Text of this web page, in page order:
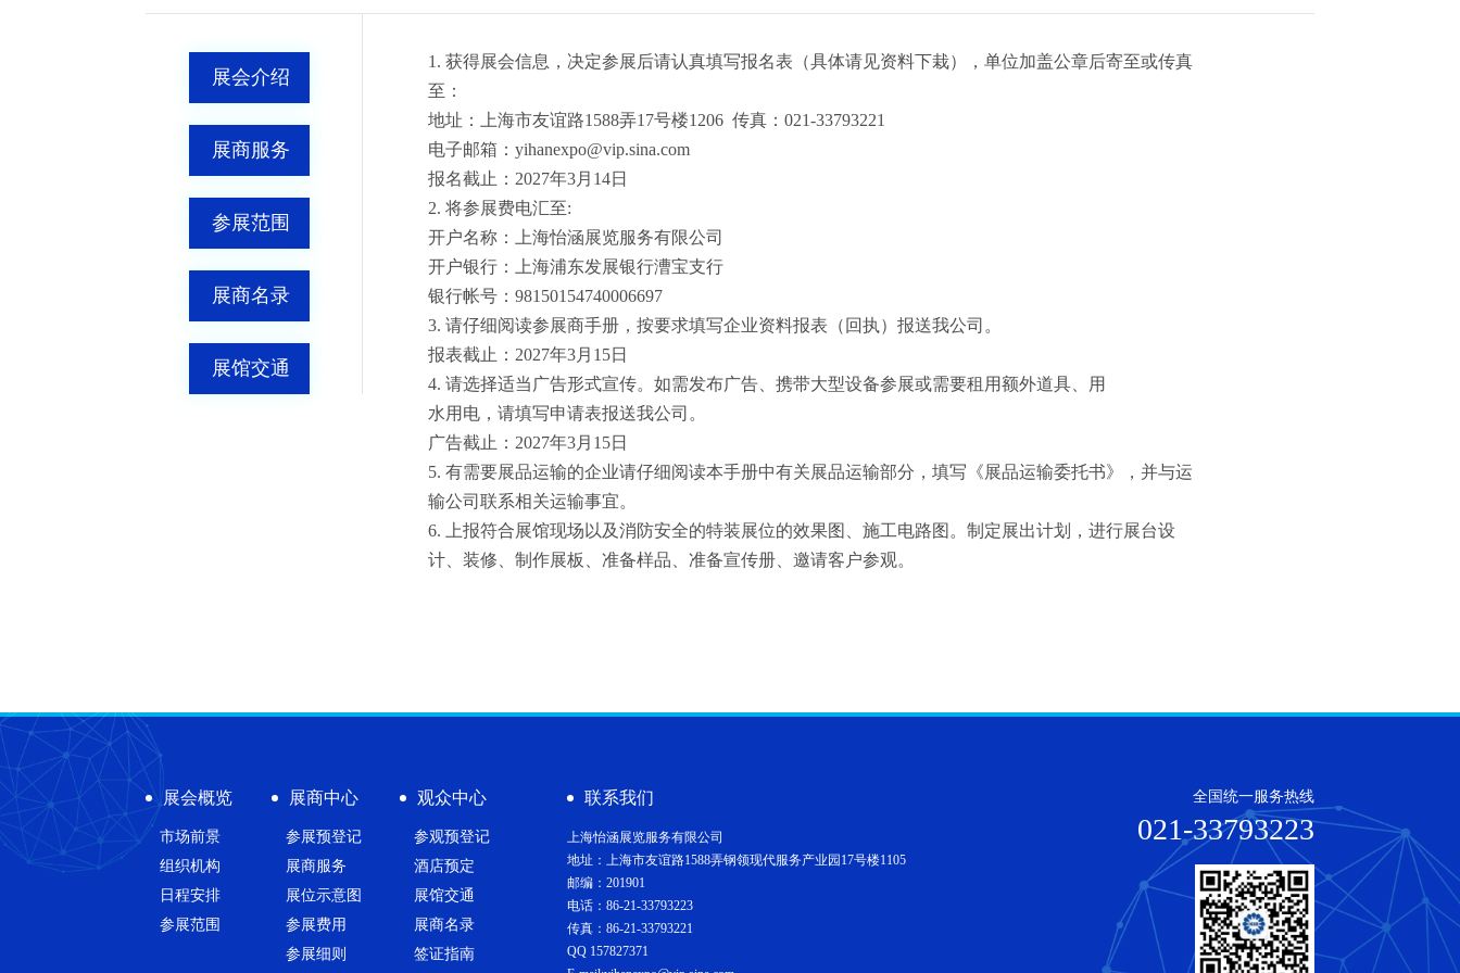
展会介绍
展商服务
参展范围
展商名录
展馆交通
1. 获得展会信息，决定参展后请认真填写报名表（具体请见资料下栽），单位加盖公章后寄至或传真
至：
地址：上海市友谊路1588弄17号楼1206 传真：021-33793221
电子邮箱：yihanexpo@vip.sina.com
报名截止：2027年3月14日
2. 将参展费电汇至:
开户名称：上海怡涵展览服务有限公司
开户银行：上海浦东发展银行漕宝支行
银行帐号：98150154740006697
3. 请仔细阅读参展商手册，按要求填写企业资料报表（回执）报送我公司。
报表截止：2027年3月15日
4. 请选择适当广告形式宣传。如需发布广告、携带大型设备参展或需要租用额外道具、用
水用电，请填写申请表报送我公司。
广告截止：2027年3月15日
5. 有需要展品运输的企业请仔细阅读本手册中有关展品运输部分，填写《展品运输委托书》，并与运
输公司联系相关运输事宜。
6. 上报符合展馆现场以及消防安全的特装展位的效果图、施工电路图。制定展出计划，进行展台设
计、装修、制作展板、准备样品、准备宣传册、邀请客户参观。
展会概览
市场前景
组织机构
日程安排
参展范围
展商中心
参展预登记
展商服务
展位示意图
参展费用
参展细则
观众中心
参观预登记
酒店预定
展馆交通
展商名录
签证指南
联系我们
上海怡涵展览服务有限公司
地址：上海市友谊路1588弄钢领现代服务产业园17号楼1105
邮编：201901
电话：86-21-33793223
传真：86-21-33793221
QQ 157827371
全国统一服务热线
021-33793223